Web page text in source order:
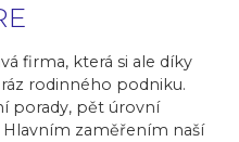
firma, která si ale díky
rodinného podniku.
porady, pět úrovní
zaměřením naší